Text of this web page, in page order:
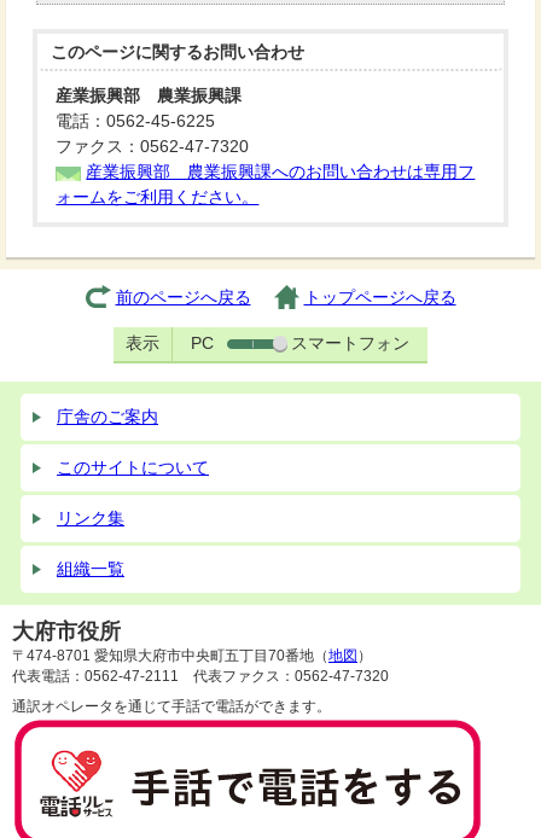
このページに関するお問い合わせ
産業振興部 農業振興課
電話：0562-45-6225
ファクス：0562-47-7320
産業振興部 農業振興課へのお問い合わせは専用フ
ォームをご利用ください。
前のページへ戻る トップページへ戻る
表示 PC スマートフォン
庁舎のご案内
このサイトについて
リンク集
組織一覧
大府市役所
〒474-8701 愛知県大府市中央町五丁目70番地（地図 ）
代表電話：0562-47-2111 代表ファクス：0562-47-7320
通訳オペレータを通じて手話で電話ができます。